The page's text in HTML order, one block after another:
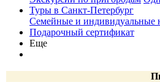
Туры в Санкт-Петербург
Семейные и индивидуальные
Подарочный сертификат
Еще